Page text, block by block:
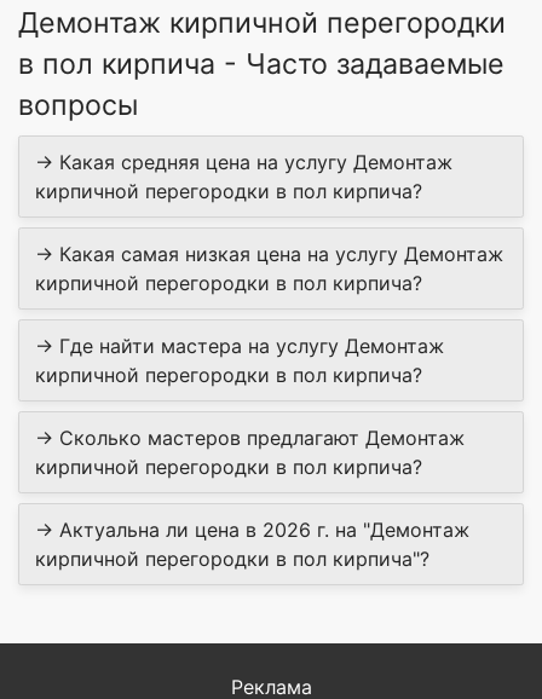
Демонтаж кирпичной перегородки
в пол кирпича - Часто задаваемые
вопросы
→ Какая средняя цена на услугу Демонтаж
кирпичной перегородки в пол кирпича?
→ Какая самая низкая цена на услугу Демонтаж
кирпичной перегородки в пол кирпича?
→ Где найти мастера на услугу Демонтаж
кирпичной перегородки в пол кирпича?
→ Сколько мастеров предлагают Демонтаж
кирпичной перегородки в пол кирпича?
→ Актуальна ли цена в 2026 г. на "Демонтаж
кирпичной перегородки в пол кирпича"?
Реклама